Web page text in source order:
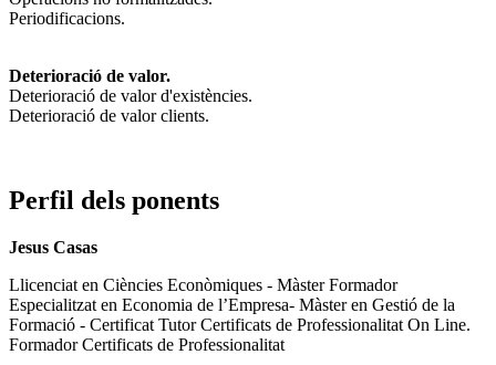
Periodificacions.
Deterioració de valor.
Deterioració de valor d'existències.
Deterioració de valor clients.
Perfil dels ponents
Jesus Casas
Llicenciat en Ciències Econòmiques - Màster Formador
Especialitzat en Economia de l’Empresa- Màster en Gestió de la
Formació - Certificat Tutor Certificats de Professionalitat On Line.
Formador Certificats de Professionalitat